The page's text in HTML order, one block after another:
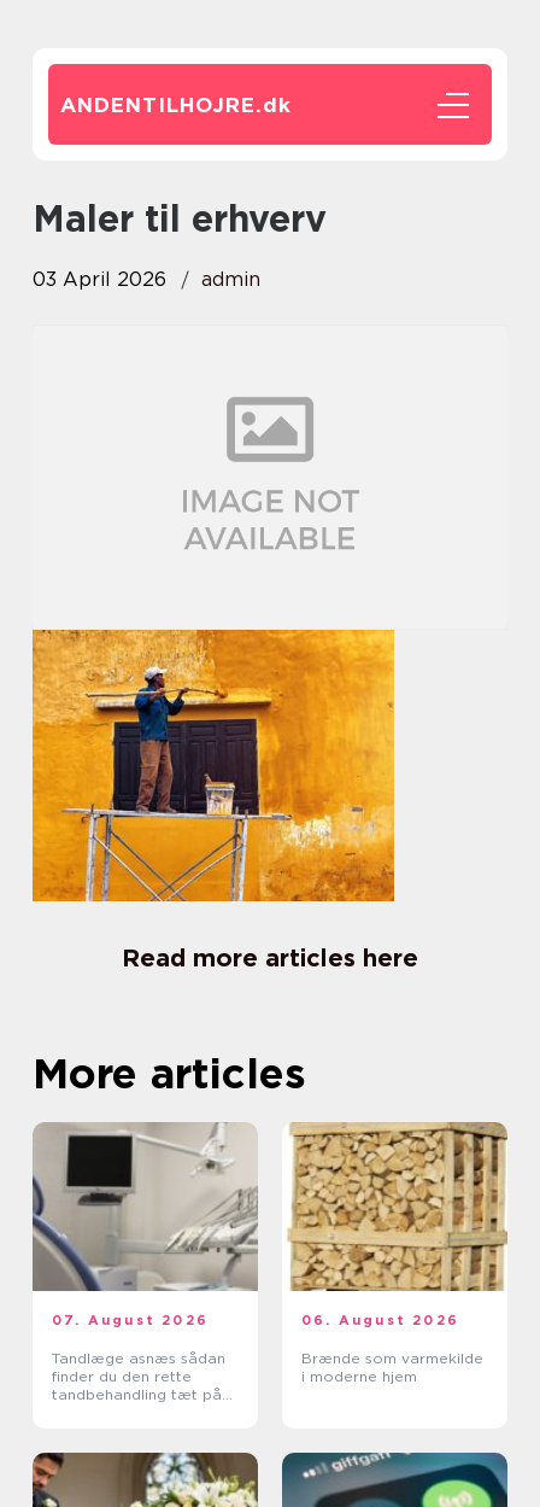
ANDENTILHOJRE.dk
Maler til erhverv
03 April 2026 admin
Read more articles here
More articles
07. August 2026
Tandlæge asnæs sådan
finder du den rette
tandbehandling tæt på
06. August 2026
Brænde som varmekilde
i moderne hjem